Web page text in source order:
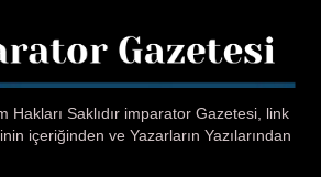
Hakları Saklıdır imparator Gazetesi, link
içeriğinden ve Yazarların Yazılarından